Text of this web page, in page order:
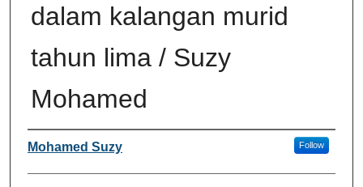
dalam kalangan murid
tahun lima / Suzy
Mohamed
Author
Mohamed Suzy Follow